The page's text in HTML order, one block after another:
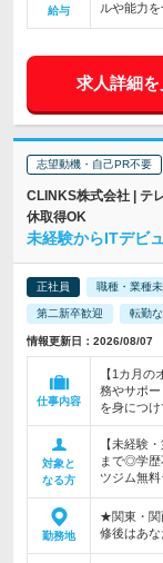
給与
ルや能力
求人詳細を
志望動機・自己PR不要
CLINKS株式会社 | テ
休取得OK
未経験からITデビ
正社員 職種・業種
第二新卒歓迎 転勤な
情報更新日：2026/08/07
仕事内容
【1カ月
務やサポ
を身につけ
対象と
なる方
【未経験
まで◎学歴
ツジム無
勤務地
★関東・関
修後はあ